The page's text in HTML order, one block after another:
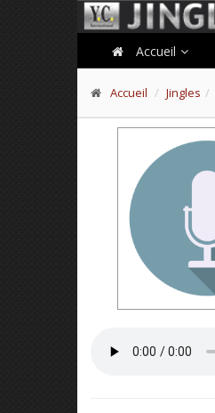
Accueil
Accueil Jingles